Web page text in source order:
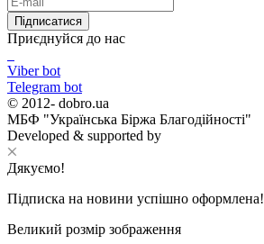
Підписатися
Приєднуйся до нас
Viber bot
Telegram bot
© 2012- dobro.ua
МБФ "Українська Біржа Благодійності"
Developed & supported by
Дякуємо!
Підписка на новини успішно оформлена!
Великий розмір зображення